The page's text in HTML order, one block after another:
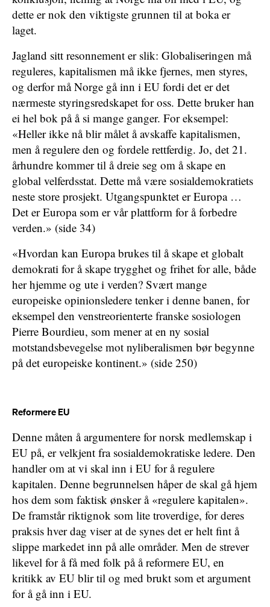
dette er nok den viktigste grunnen til at boka er
laget.
Jagland sitt resonnement er slik: Globaliseringen må
reguleres, kapitalismen må ikke fjernes, men styres,
og derfor må Norge gå inn i EU fordi det er det
nærmeste styringsredskapet for oss. Dette bruker han
ei hel bok på å si mange ganger. For eksempel:
«Heller ikke nå blir målet å avskaffe kapitalismen,
men å regulere den og fordele rettferdig. Jo, det 21.
århundre kommer til å dreie seg om å skape en
global velferdsstat. Dette må være sosialdemokratiets
neste store prosjekt. Utgangspunktet er Europa …
Det er Europa som er vår plattform for å forbedre
verden.» (side 34)
«Hvordan kan Europa brukes til å skape et globalt
demokrati for å skape trygghet og frihet for alle, både
her hjemme og ute i verden? Svært mange
europeiske opinionsledere tenker i denne banen, for
eksempel den venstreorienterte franske sosiologen
Pierre Bourdieu, som mener at en ny sosial
motstandsbevegelse mot nyliberalismen bør begynne
på det europeiske kontinent.» (side 250)
Reformere EU
Denne måten å argumentere for norsk medlemskap i
EU på, er velkjent fra sosialdemokratiske ledere. Den
handler om at vi skal inn i EU for å regulere
kapitalen. Denne begrunnelsen håper de skal gå hjem
hos dem som faktisk ønsker å «regulere kapitalen».
De framstår riktignok som lite troverdige, for deres
praksis hver dag viser at de synes det er helt fint å
slippe markedet inn på alle områder. Men de strever
likevel for å få med folk på å reformere EU, en
kritikk av EU blir til og med brukt som et argument
for å gå inn i EU.